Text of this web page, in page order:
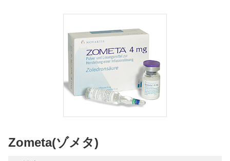
Zometa(ゾメタ)